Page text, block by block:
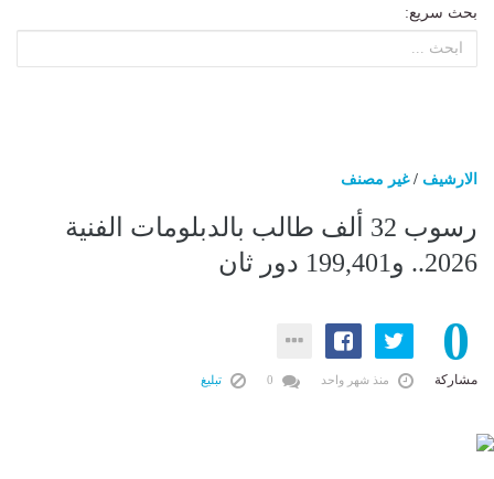
بحث سريع:
الارشيف /غير مصنف
رسوب 32 ألف طالب بالدبلومات الفنية
2026.. و199,401 دور ثان
0
مشاركة منذ شهر واحد تبليغ